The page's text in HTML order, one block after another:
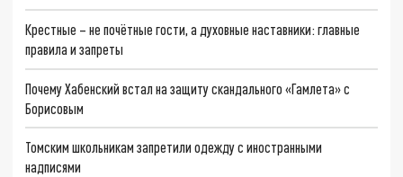
Крестные – не почётные гости, а духовные наставники: главные
правила и запреты
Почему Хабенский встал на защиту скандального «Гамлета» с
Борисовым
Томским школьникам запретили одежду с иностранными
надписями